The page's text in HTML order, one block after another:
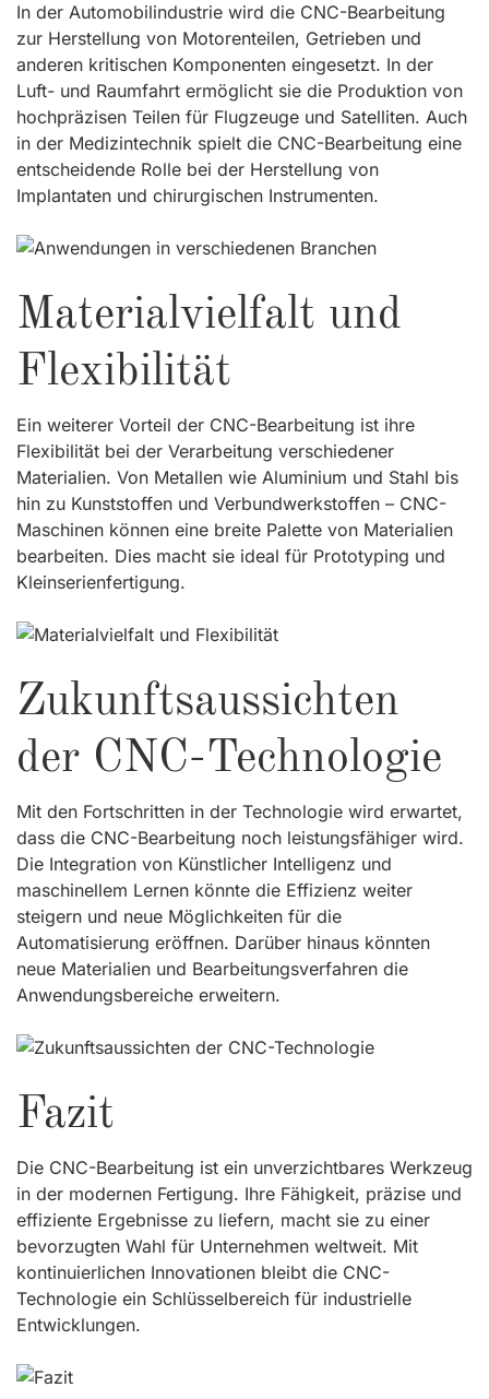
In der Automobilindustrie wird die CNC-Bearbeitung
zur Herstellung von Motorenteilen, Getrieben und
anderen kritischen Komponenten eingesetzt. In der
Luft- und Raumfahrt ermöglicht sie die Produktion von
hochpräzisen Teilen für Flugzeuge und Satelliten. Auch
in der Medizintechnik spielt die CNC-Bearbeitung eine
entscheidende Rolle bei der Herstellung von
Implantaten und chirurgischen Instrumenten.
Materialvielfalt und
Flexibilität
Ein weiterer Vorteil der CNC-Bearbeitung ist ihre
Flexibilität bei der Verarbeitung verschiedener
Materialien. Von Metallen wie Aluminium und Stahl bis
hin zu Kunststoffen und Verbundwerkstoffen – CNC-
Maschinen können eine breite Palette von Materialien
bearbeiten. Dies macht sie ideal für Prototyping und
Kleinserienfertigung.
Zukunftsaussichten
der CNC-Technologie
Mit den Fortschritten in der Technologie wird erwartet,
dass die CNC-Bearbeitung noch leistungsfähiger wird.
Die Integration von Künstlicher Intelligenz und
maschinellem Lernen könnte die Effizienz weiter
steigern und neue Möglichkeiten für die
Automatisierung eröffnen. Darüber hinaus könnten
neue Materialien und Bearbeitungsverfahren die
Anwendungsbereiche erweitern.
Fazit
Die CNC-Bearbeitung ist ein unverzichtbares Werkzeug
in der modernen Fertigung. Ihre Fähigkeit, präzise und
effiziente Ergebnisse zu liefern, macht sie zu einer
bevorzugten Wahl für Unternehmen weltweit. Mit
kontinuierlichen Innovationen bleibt die CNC-
Technologie ein Schlüsselbereich für industrielle
Entwicklungen.